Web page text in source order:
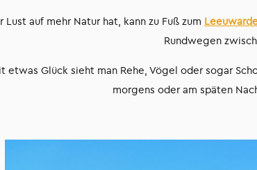
Lust auf mehr Natur hat, kann zu Fuß zum
Rundwegen
etwas Glück sieht man Rehe, Vögel oder sogar
morgens oder am späten